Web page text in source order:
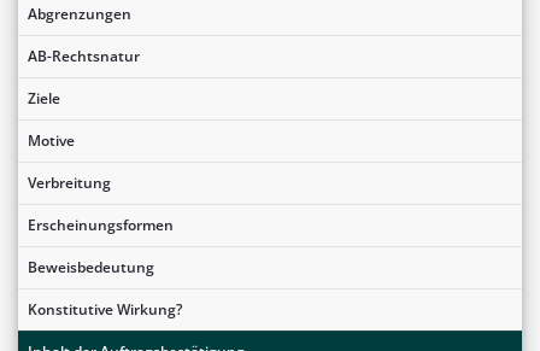
Abgrenzungen
AB-Rechtsnatur
Ziele
Motive
Verbreitung
Erscheinungsformen
Beweisbedeutung
Konstitutive Wirkung?